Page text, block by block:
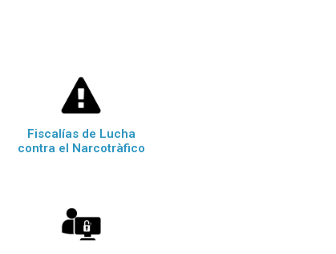
Fiscalías de Lucha
contra el Narcotràfico